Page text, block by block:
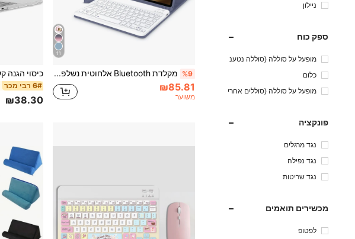
ניילון
ספק כוח
מופעל על סוללה (סוללה נטענ
כלום
מופעל על סוללה (סוללים אחרי
פונקציה
נגד מרגלים
נגד נפילה
נגד שריטות
מכשירים תואמים
לפטופ
11
%9 מקלדת Bluetooth אלחוטית נשלפת (150mAh) עם חריץ לעט, כיסוי מקלדת תואם ל- Galaxy Tab, Redm SE
₪85.81
משוער
6# רבי מכר
₪38.30